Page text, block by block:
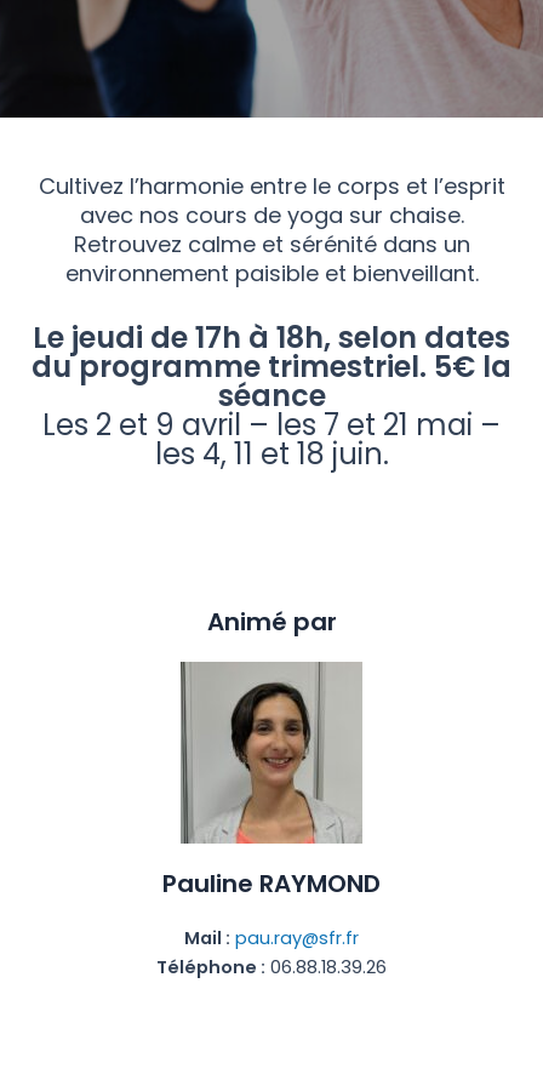
Cultivez l’harmonie entre le corps et l’esprit
avec nos cours de yoga sur chaise.
Retrouvez calme et sérénité dans un
environnement paisible et bienveillant.
Le jeudi de 17h à 18h, selon dates
du programme trimestriel. 5€ la
séance
Les 2 et 9 avril – les 7 et 21 mai –
les 4, 11 et 18 juin.
Animé par
Pauline RAYMOND
Mail : pau.ray@sfr.fr
Téléphone : 06.88.18.39.26